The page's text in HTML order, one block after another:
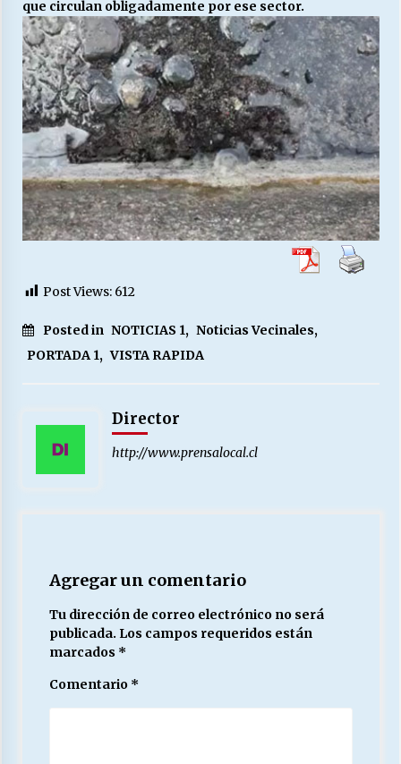
que circulan obligadamente por ese sector.
Post Views: 612
Posted in NOTICIAS 1, Noticias Vecinales,
PORTADA 1, VISTA RAPIDA
Director
http://www.prensalocal.cl
Agregar un comentario
Tu dirección de correo electrónico no será
publicada. Los campos requeridos están
marcados *
Comentario *